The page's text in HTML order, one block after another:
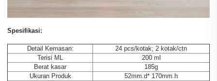
Spesifikasi:
Detail Kemasan:
24 pcs/kotak; 2 kotak/ctn
Terisi ML
200 ml
Berat kasar
185g
Ukuran Produk
52mm.d* 170mm.h